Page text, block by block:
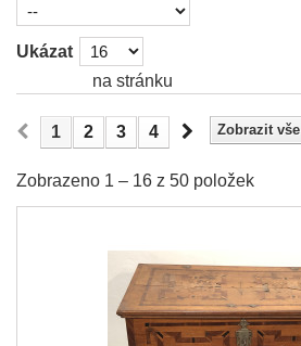
Ukázat
na stránku
Zobrazit vše
1 2 3 4
Zobrazeno 1 – 16 z 50 položek